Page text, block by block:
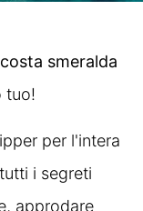
smeralda
tuo!
per l'intera
i segreti
approdare